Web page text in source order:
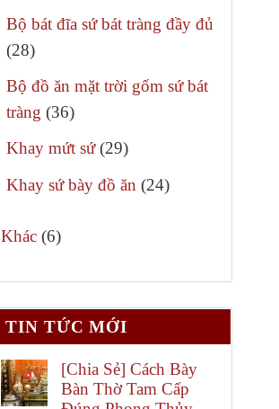
phẩm
Bộ bát đĩa sứ bát tràng đầy đủ
2828
sản
Bộ đồ ăn mặt trời gốm sứ bát
tràng
3636
phẩm
Khay mứt sứ 2929
phẩm
Khay sứ bày đồ ăn 2424
Khác 66
phẩm
TIN TỨC MỚI
[Chia Sẻ] Cách Bày
Bàn Thờ Tam Cấp